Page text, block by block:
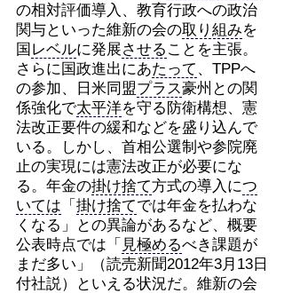
の相対評価導入、教育行政への政治
関与といった維新の会の取り組みを
国 レベルに発展させる ことを主張。
さらに国政進出にあたって 、TPPへ
の参加、日米同盟プラス豪州との関
係強化で太平洋を守る防衛構想、憲
法改正要件の緩和などを盛り込んで
いる。しかし、首相公選制や参院廃
止の実現には憲法改正が必要にな
る。年金の掛け捨て方式の導入につ
いては 「 掛け捨てでは年金を払わな
くなる」との異論があるなど、概要
公表時点では「 見極めるべき課題が
まだ多い」（読売新聞2012年3月13日
付社説）といえる状況だ。維新の会